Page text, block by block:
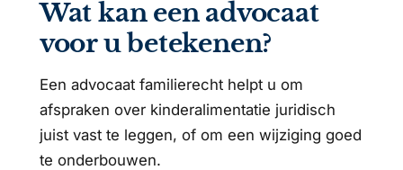
Wat kan een advocaat
voor u betekenen?
Een advocaat familierecht helpt u om
afspraken over kinderalimentatie juridisch
juist vast te leggen, of om een wijziging goed
te onderbouwen.